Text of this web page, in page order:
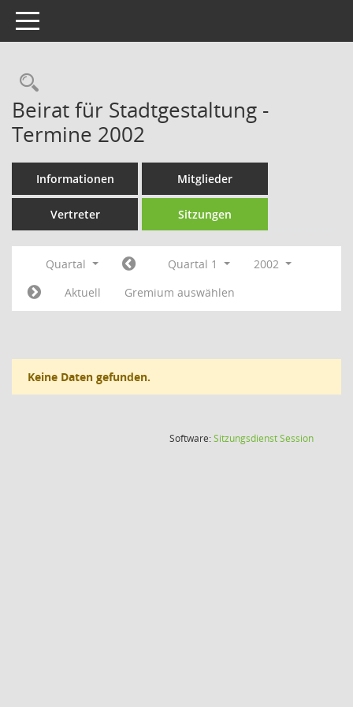
Toggle navigation
Rechercheauswahl
Beirat für Stadtgestaltung -
Termine 2002
Informationen Mitglieder
Vertreter Sitzungen
Quartal Quartal 1
2002
Aktuell
Gremium auswählen
Keine Daten gefunden.
Software:SitzungsdienstSession(Wird in